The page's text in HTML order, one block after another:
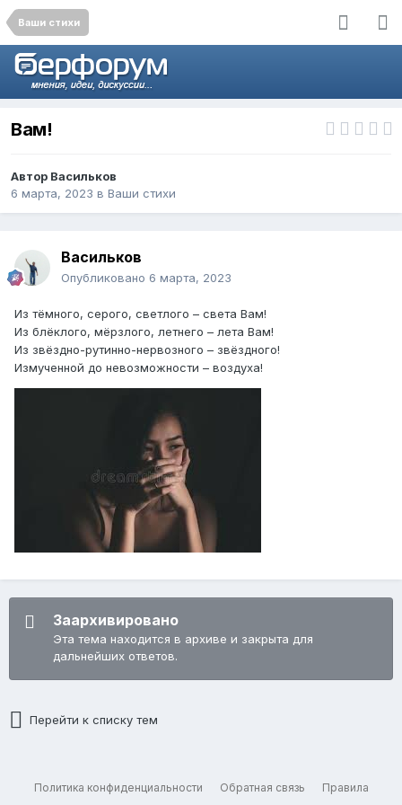
Ваши стихи
Вам!
Автор Васильков
6 марта, 2023 в Ваши стихи
Васильков
Опубликовано 6 марта, 2023
Из тёмного, серого, светлого – света Вам!
Из блёклого, мёрзлого, летнего – лета Вам!
Из звёздно-рутинно-нервозного – звёздного!
Измученной до невозможности – воздуха!
Заархивировано
Эта тема находится в архиве и закрыта для
дальнейших ответов.
Перейти к списку тем
Политика конфиденциальности Обратная связь Правила